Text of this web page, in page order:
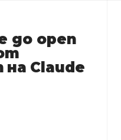
до open
на Claude